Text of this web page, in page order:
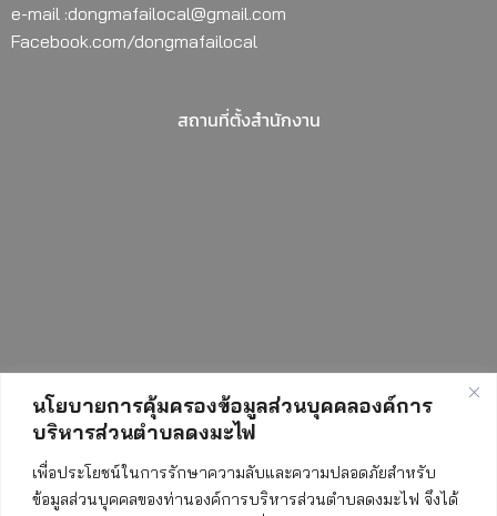
นโยบายการคุ้มครองข้อมูลส่วนบุคคลองค์การ
บริหารส่วนตำบลดงมะไฟ
เพื่อประโยชน์ในการรักษาความลับและความปลอดภัยสำหรับ
ข้อมูลส่วนบุคคลของท่านองค์การบริหารส่วนตำบลดงมะไฟ จึงได้
e-mail :dongmafailocal@gmail.com
Facebook.com/dongmafailocal
สถานที่ตั้งสำนักงาน
สถิติการเข้าชมเว็บไซต์